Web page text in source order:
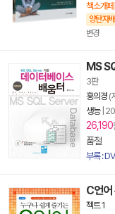
책소개
양탄자
변경
MS
3판
홍의경 (
생능|
26,190
품절
부록 :
C언어
젝트 1